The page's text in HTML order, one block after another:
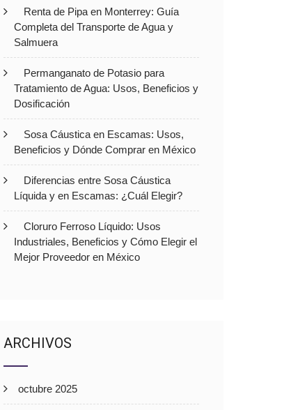
Renta de Pipa en Monterrey: Guía
Completa del Transporte de Agua y
Salmuera
Permanganato de Potasio para
Tratamiento de Agua: Usos, Beneficios y
Dosificación
Sosa Cáustica en Escamas: Usos,
Beneficios y Dónde Comprar en México
Diferencias entre Sosa Cáustica
Líquida y en Escamas: ¿Cuál Elegir?
Cloruro Ferroso Líquido: Usos
Industriales, Beneficios y Cómo Elegir el
Mejor Proveedor en México
ARCHIVOS
octubre 2025